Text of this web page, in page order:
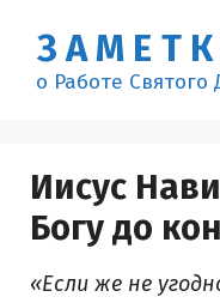
содержимому
о Работе Святого
Иисус
Богу до
«Если же не